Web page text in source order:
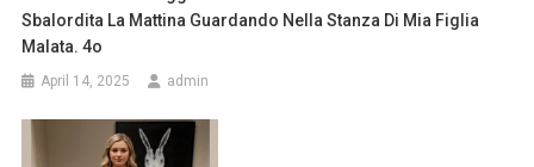
Sbalordita La Mattina Guardando Nella Stanza Di Mia Figlia
Malata. 4o
April 14, 2025 admin